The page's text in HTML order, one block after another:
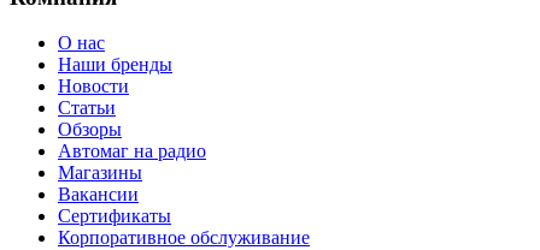
О нас
Наши бренды
Новости
Статьи
Обзоры
Автомаг на радио
Магазины
Вакансии
Сертификаты
Корпоративное обслуживание